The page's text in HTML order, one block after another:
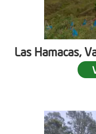
Las Hamacas,